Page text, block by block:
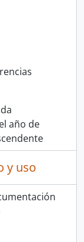
año de
y uso